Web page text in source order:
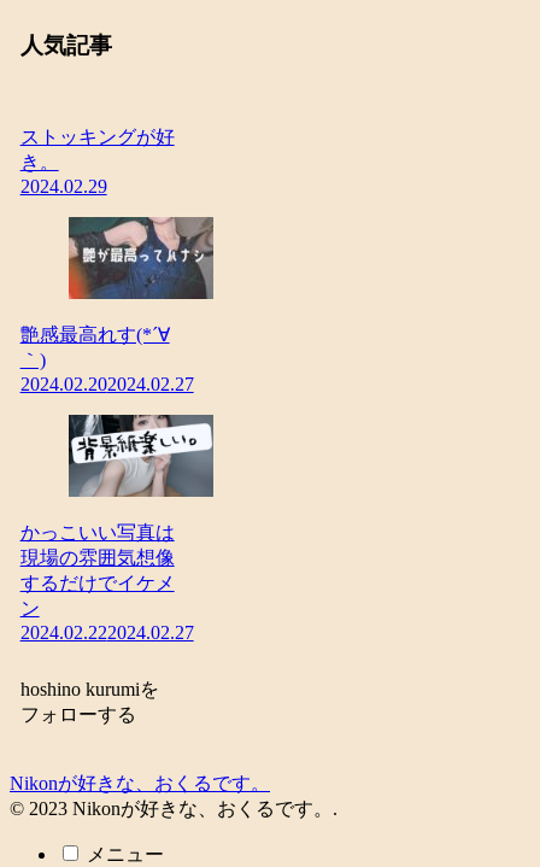
人気記事
ストッキングが好
き。
2024.02.29
艶感最高れす(*´∀
｀)
2024.02.202024.02.27
かっこいい写真は
現場の雰囲気想像
するだけでイケメ
ン
2024.02.222024.02.27
hoshino kurumiを
フォローする
Nikonが好きな、おくるです。
© 2023 Nikonが好きな、おくるです。.
メニュー